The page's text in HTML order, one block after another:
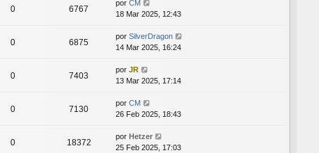
0 6767
por CM
18 Mar 2025, 12:43
0 6875
por SilverDragon
14 Mar 2025, 16:24
0 7403
por JR
13 Mar 2025, 17:14
0 7130
por CM
26 Feb 2025, 18:43
0 18372
por Hetzer
25 Feb 2025, 17:03